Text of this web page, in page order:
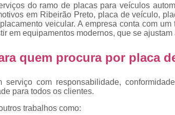
de placas
de placas
veículos
de
placas
Qual o Valor do
Valor do
Emplacar Carros
Emplacar
do ramo de placas para veículos
em Ribeirão Preto, placa de veículo,
veicular. A empresa conta com
em equipamentos modernos, que se
quem procura por placa
com responsabilidade,
para todos os clientes.
trabalhos como: